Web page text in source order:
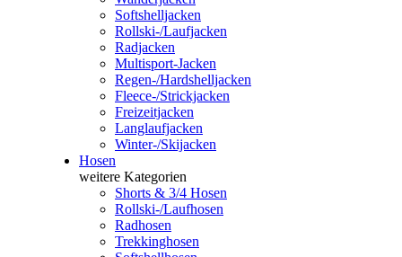
Softshelljacken
Rollski-/Laufjacken
Radjacken
Multisport-Jacken
Regen-/Hardshelljacken
Fleece-/Strickjacken
Freizeitjacken
Langlaufjacken
Winter-/Skijacken
Hosen
weitere Kategorien
Shorts & 3/4 Hosen
Rollski-/Laufhosen
Radhosen
Trekkinghosen